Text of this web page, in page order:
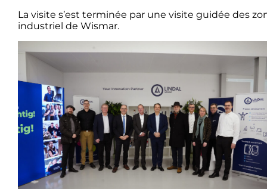
La visite s’est terminée par une visite guidée des
industriel de Wismar.